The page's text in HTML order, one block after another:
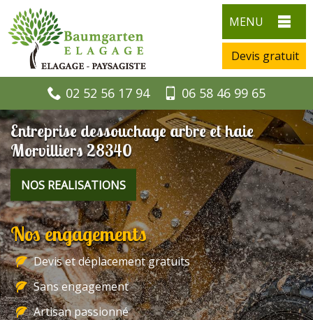
MENU
Devis gratuit
02 52 56 17 94 06 58 46 99 65
Entreprise dessouchage arbre et haie
Morvilliers 28340
NOS REALISATIONS
Nos engagements
Devis et déplacement gratuits
Sans engagement
Artisan passionné